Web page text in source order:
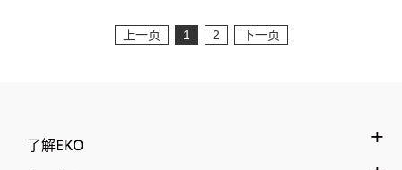
上一页 1 2 下一页
了解EKO